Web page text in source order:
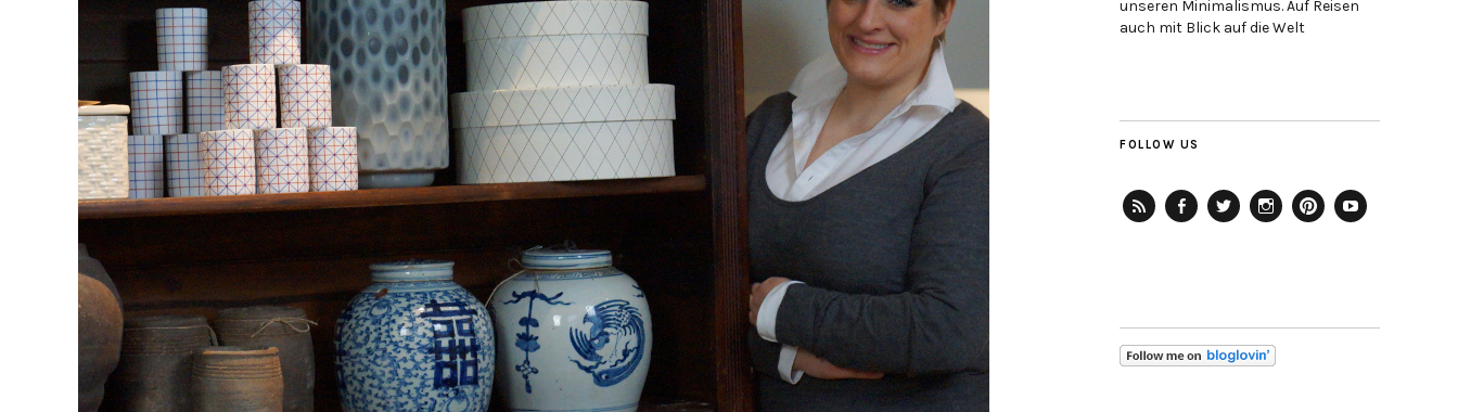
unseren Minimalismus. Auf Reisen
auch mit Blick auf die Welt
FOLLOW US